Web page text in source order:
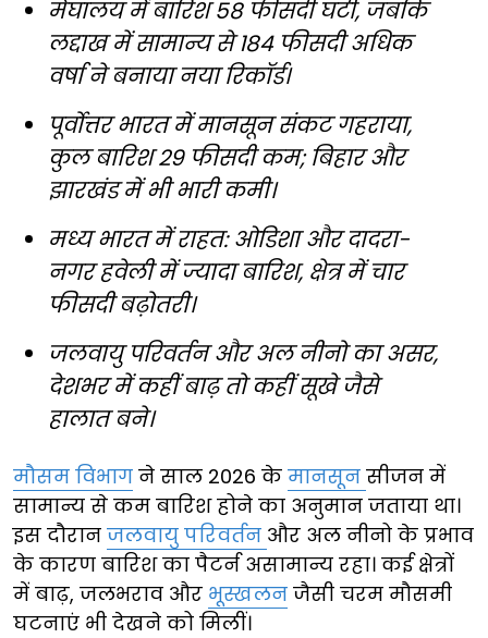
मेघालय में बारिश 58 फीसदी घटी, जबकि
लद्दाख में सामान्य से 184 फीसदी अधिक
वर्षा ने बनाया नया रिकॉर्ड।
पूर्वोत्तर भारत में मानसून संकट गहराया,
कुल बारिश 29 फीसदी कम; बिहार और
झारखंड में भी भारी कमी।
मध्य भारत में राहत: ओडिशा और दादरा-
नगर हवेली में ज्यादा बारिश, क्षेत्र में चार
फीसदी बढ़ोतरी।
जलवायु परिवर्तन और अल नीनो का असर,
देशभर में कहीं बाढ़ तो कहीं सूखे जैसे
हालात बने।
मौसम विभाग ने साल 2026 के मानसून सीजन में
सामान्य से कम बारिश होने का अनुमान जताया था।
इस दौरान जलवायु परिवर्तन और अल नीनो के प्रभाव
के कारण बारिश का पैटर्न असामान्य रहा। कई क्षेत्रों
में बाढ़, जलभराव और भूस्खलन जैसी चरम मौसमी
घटनाएं भी देखने को मिलीं।